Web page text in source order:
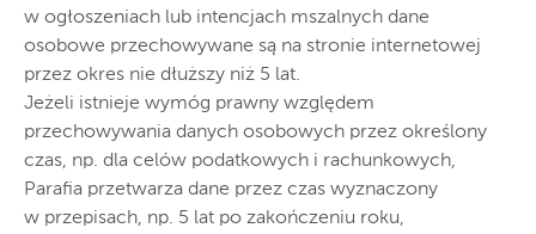
w ogłoszeniach lub intencjach mszalnych dane
osobowe przechowywane są na stronie internetowej
przez okres nie dłuższy niż 5 lat.
Jeżeli istnieje wymóg prawny względem
przechowywania danych osobowych przez określony
czas, np. dla celów podatkowych i rachunkowych,
Parafia przetwarza dane przez czas wyznaczony
w przepisach, np. 5 lat po zakończeniu roku,